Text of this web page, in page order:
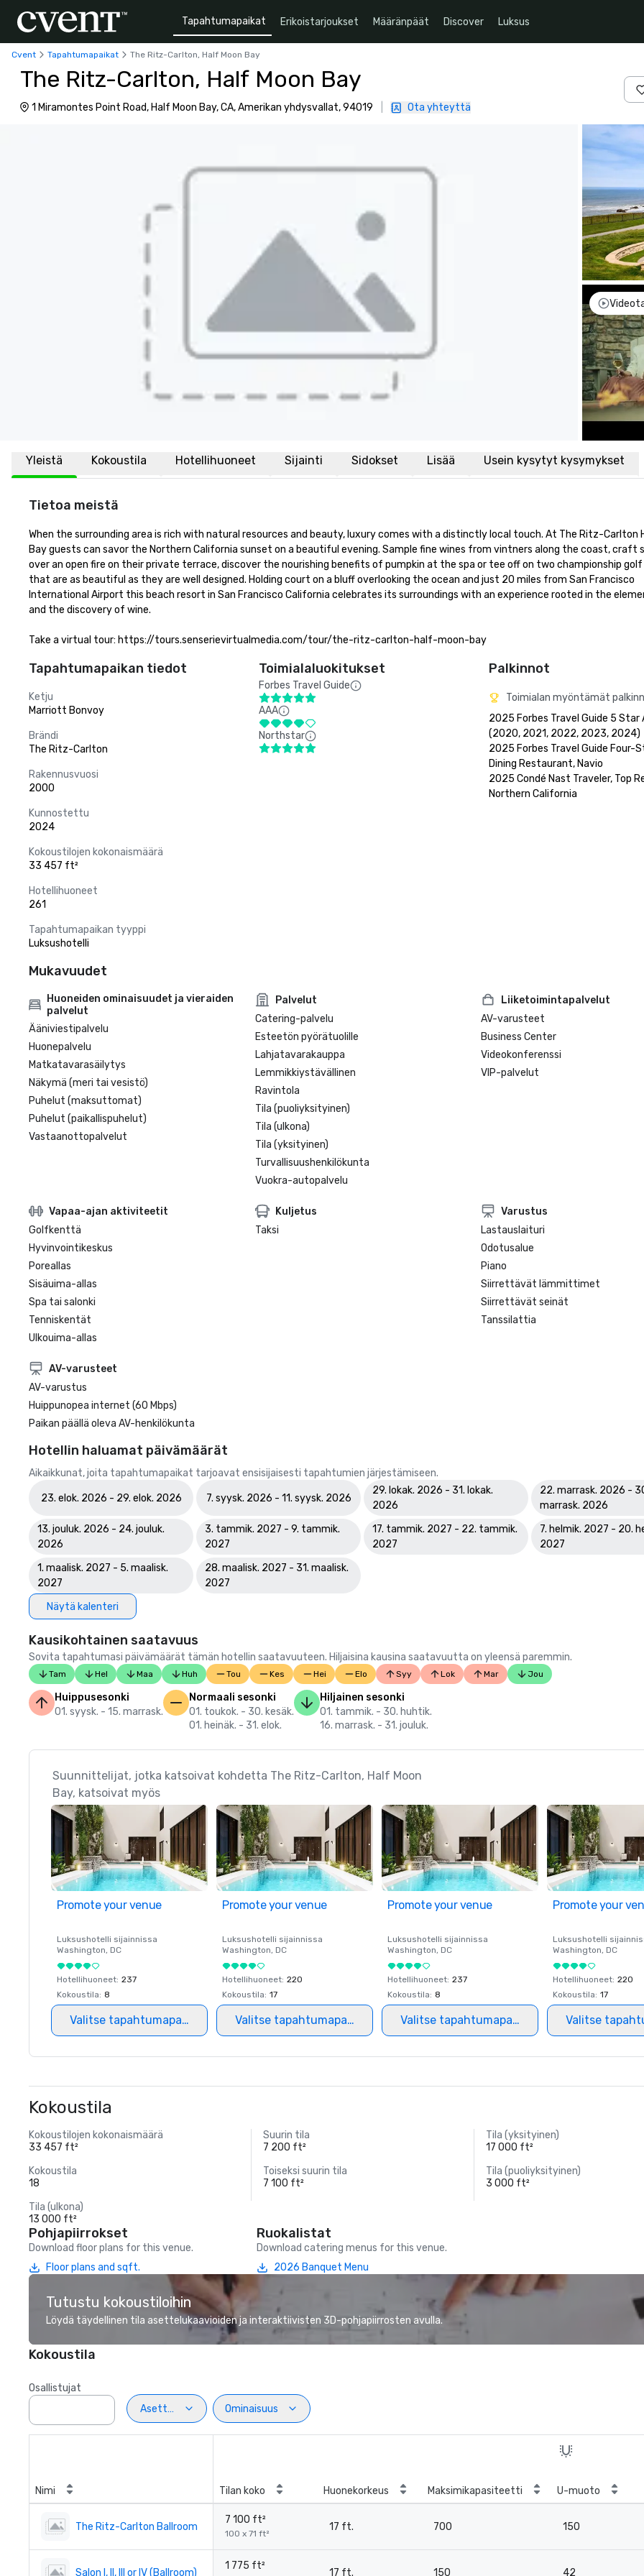
Tapahtumapaikat Erikoistarjoukset Määränpäät Discover Luksus
Cvent Tapahtumapaikat The Ritz-Carlton, Half Moon Bay
The Ritz-Carlton, Half Moon Bay
1 Miramontes Point Road, Half Moon Bay, CA, Amerikan yhdysvallat, 94019 Ota yhteyttä
Yleistä Kokoustila Hotellihuoneet Sijainti Sidokset Lisää Usein kysytyt kysymykset
Tietoa meistä
When the surrounding area is rich with natural resources and beauty, luxury comes with a distinctly local touch. At The Ritz-Carlton
Bay guests can savor the Northern California sunset on a beautiful evening. Sample fine wines from vintners along the coast, craft
over an open fire on their private terrace, discover the nourishing benefits of pumpkin at the spa or tee off on two championship golf
that are as beautiful as they are well designed. Holding court on a bluff overlooking the ocean and just 20 miles from San Francisco
International Airport this beach resort in San Francisco California celebrates its surroundings with an experience rooted in the
and the discovery of wine.
Take a virtual tour: https://tours.senserievirtualmedia.com/tour/the-ritz-carlton-half-moon-bay
Tapahtumapaikan tiedot
Ketju
Marriott Bonvoy
Brändi
The Ritz-Carlton
Rakennusvuosi
2000
Kunnostettu
2024
Kokoustilojen kokonaismäärä
33 457 ft²
Hotellihuoneet
261
Tapahtumapaikan tyyppi
Luksushotelli
Toimialaluokitukset
Forbes Travel Guide
AAA
Northstar
Palkinnot
Toimialan myöntämät
2025 Forbes Travel Guide 5 Star
(2020, 2021, 2022, 2023, 2024)
2025 Forbes Travel Guide Four-
Dining Restaurant, Navio
2025 Condé Nast Traveler, Top
Northern California
Mukavuudet
Huoneiden ominaisuudet ja vieraiden
palvelut
Ääniviestipalvelu
Huonepalvelu
Matkatavarasäilytys
Näkymä (meri tai vesistö)
Puhelut (maksuttomat)
Puhelut (paikallispuhelut)
Vastaanottopalvelut
Palvelut
Catering-palvelu
Esteetön pyörätuolille
Lahjatavarakauppa
Lemmikkiystävällinen
Ravintola
Tila (puoliyksityinen)
Tila (ulkona)
Tila (yksityinen)
Turvallisuushenkilökunta
Vuokra-autopalvelu
Liiketoimintapalvelut
AV-varusteet
Business Center
Videokonferenssi
VIP-palvelut
Vapaa-ajan aktiviteetit
Golfkenttä
Hyvinvointikeskus
Poreallas
Sisäuima-allas
Spa tai salonki
Tenniskentät
Ulkouima-allas
Kuljetus
Taksi
Varustus
Lastauslaituri
Odotusalue
Piano
Siirrettävät lämmittimet
Siirrettävät seinät
Tanssilattia
AV-varusteet
AV-varustus
Huippunopea internet (60 Mbps)
Paikan päällä oleva AV-henkilökunta
Hotellin haluamat päivämäärät
Aikaikkunat, joita tapahtumapaikat tarjoavat ensisijaisesti tapahtumien järjestämiseen.
23. elok. 2026 - 29. elok. 2026 7. syysk. 2026 - 11. syysk. 2026
29. lokak. 2026 - 31. lokak.
2026
22. marrask. 2026 -
marrask. 2026
13. jouluk. 2026 - 24. jouluk.
2026
3. tammik. 2027 - 9. tammik.
2027
17. tammik. 2027 - 22. tammik.
2027
7. helmik. 2027 - 20.
2027
1. maalisk. 2027 - 5. maalisk.
2027
28. maalisk. 2027 - 31. maalisk.
2027
Näytä kalenteri
Kausikohtainen saatavuus
Sovita tapahtumasi päivämäärät tämän hotellin saatavuuteen. Hiljaisina kausina saatavuutta on yleensä paremmin.
Tam Hel Maa Huh Tou Kes Hei Elo Syy Lok Mar Jou
Huippusesonki
01. syysk. - 15. marrask.
Normaali sesonki
01. toukok. - 30. kesäk.
01. heinäk. - 31. elok.
Hiljainen sesonki
01. tammik. - 30. huhtik.
16. marrask. - 31. jouluk.
Suunnittelijat, jotka katsoivat kohdetta The Ritz-Carlton, Half Moon
Bay, katsoivat myös
Promote your venue
Luksushotelli sijainnissa
Washington, DC
Hotellihuoneet: 237
Kokoustila: 8
Valitse tapahtumapaikka
Promote your venue
Luksushotelli sijainnissa
Washington, DC
Hotellihuoneet: 220
Kokoustila: 17
Valitse tapahtumapaikka
Promote your venue
Luksushotelli sijainnissa
Washington, DC
Hotellihuoneet: 237
Kokoustila: 8
Valitse tapahtumapaikka
Promote your
Luksushotelli
Washington, DC
Hotellihuoneet: 220
Kokoustila: 17
Valitse
Kokoustila
Kokoustilojen kokonaismäärä
33 457 ft²
Suurin tila
7 200 ft²
Tila (yksityinen)
17 000 ft²
Kokoustila
18
Toiseksi suurin tila
7 100 ft²
Tila (puoliyksityinen)
3 000 ft²
Tila (ulkona)
13 000 ft²
Pohjapiirrokset
Download floor plans for this venue.
Floor plans and sqft.
Ruokalistat
Download catering menus for this venue.
2026 Banquet Menu
Tutustu kokoustiloihin
Löydä täydellinen tila asettelukaavioiden ja interaktiivisten 3D-pohjapiirrosten avulla.
Kokoustila
Osallistujat
Asettelu
Ominaisuus
Nimi Tilan koko Huonekorkeus Maksimikapasiteetti U-muoto
The Ritz-Carlton Ballroom
7 100 ft²
100 x 71 ft²
17 ft. 700 150
Salon I, II, III or IV (Ballroom)
1 775 ft²
17 ft. 150 42